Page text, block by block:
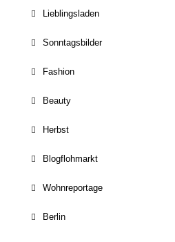
Lieblingsladen
Sonntagsbilder
Fashion
Beauty
Herbst
Blogflohmarkt
Wohnreportage
Berlin